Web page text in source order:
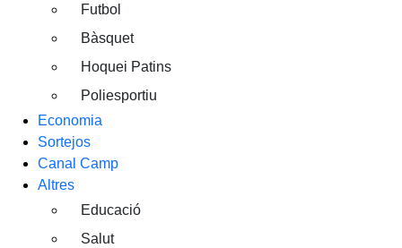
Futbol
Bàsquet
Hoquei Patins
Poliesportiu
Economia
Sortejos
Canal Camp
Altres
Educació
Salut